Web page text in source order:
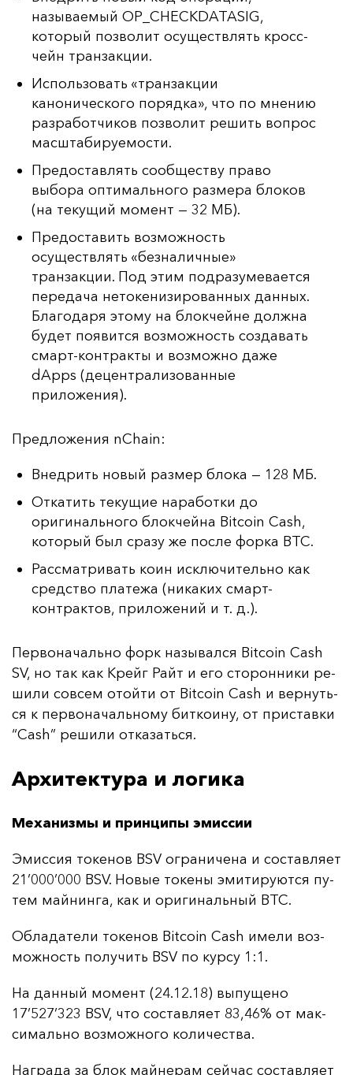
называемый OP_CHECKDATASIG,
который позволит осуществлять кросс-
чейн транзакции.
Использовать «транзакции
канонического порядка», что по мнению
разработчиков позволит решить вопрос
масштабируемости.
Предоставлять сообществу право
выбора оптимального размера блоков
(на текущий момент — 32 МБ).
Предоставить возможность
осуществлять «безналичные»
транзакции. Под этим подразумевается
передача нетокенизированных данных.
Благодаря этому на блокчейне должна
будет появится возможность создавать
смарт-контракты и возможно даже
dApps (децентрализованные
приложения).
Пред­ло­же­ния nChain:
Внедрить новый размер блока — 128 МБ.
Откатить текущие наработки до
оригинального блокчейна Bitcoin Cash,
который был сразу же после форка BTC.
Рассматривать коин исключительно как
средство платежа (никаких смарт-
контрактов, приложений и т. д.).
Пер­во­на­чаль­но форк на­зы­вал­ся Bitcoin Cash
SV, но так как Крейг Райт и его сто­рон­ни­ки ре­
ши­ли сов­сем отой­ти от Bitcoin Cash и вер­нуть­
ся к пер­во­на­чаль­но­му бит­ко­ину, от прис­тав­ки
“Cash” ре­ши­ли от­ка­зать­ся.
Архитектура и логика
Механизмы и принципы эмиссии
Эмис­сия то­ке­нов BSV ог­ра­ни­че­на и сос­тав­ля­ет
21’000’000 BSV. Но­вые то­ке­ны эми­ти­ру­ют­ся пу­
тем май­нин­га, как и ори­ги­наль­ный BTC.
Об­ла­да­те­ли то­ке­нов Bitcoin Cash име­ли воз­
мож­ность по­лу­чить BSV по кур­су 1:1.
На дан­ный мо­мент (24.12.18) вы­пу­ще­но
17’527’323 BSV, что сос­тав­ля­ет 83,46% от мак­
си­маль­но воз­мож­но­го ко­ли­чес­тва.
Наг­ра­да за блок май­не­рам сей­час сос­тав­ля­ет